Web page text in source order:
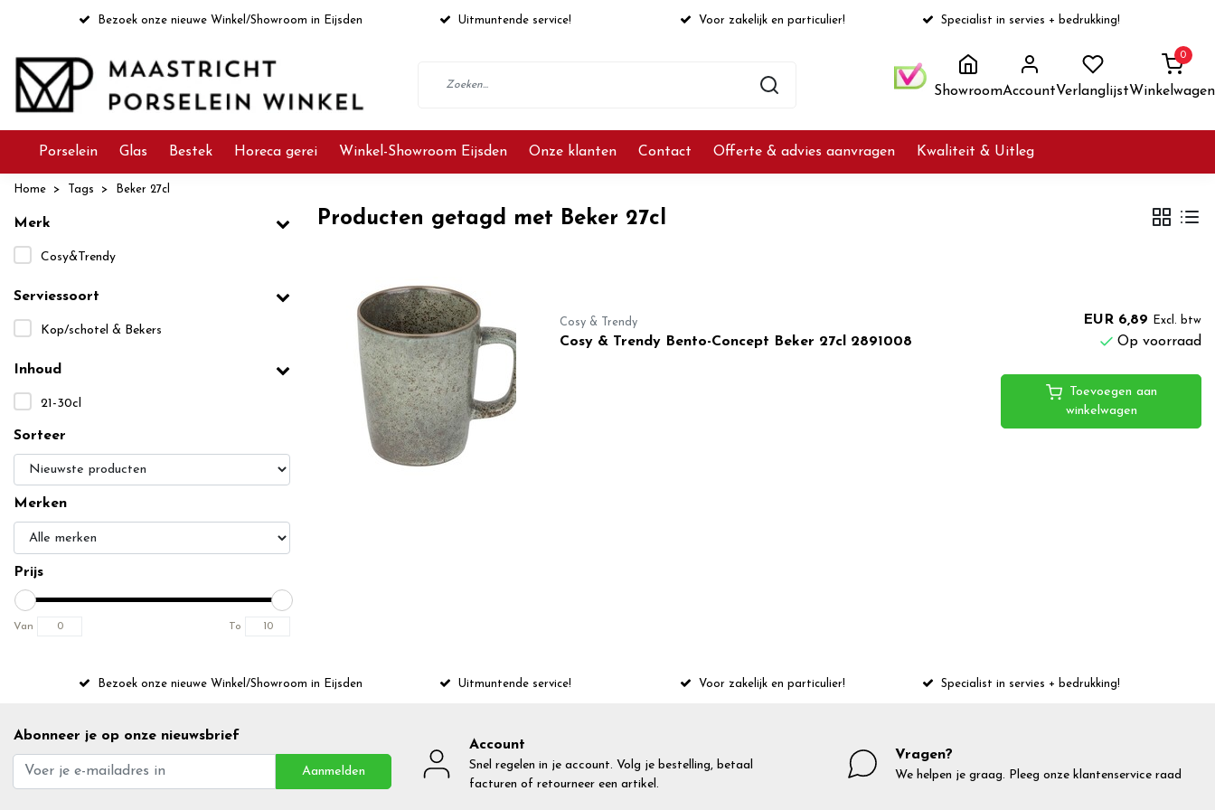
Bezoek onze nieuwe Winkel/Showroom in Eijsden Uitmuntende service! Voor zakelijk en particulier! Specialist in servies + bedrukking!
ShowroomAccountVerlanglijst
0
Winkelwagen
Porselein Glas Bestek Horeca gerei Winkel-Showroom Eijsden Onze klanten Contact Offerte & advies aanvragen Kwaliteit & Uitleg
Home Tags Beker 27cl
Merk
Cosy&Trendy
Serviessoort
Kop/schotel & Bekers
Inhoud
21-30cl
Sorteer
Merken
Prijs
Van To
Producten getagd met Beker 27cl
Cosy & Trendy
Cosy & Trendy Bento-Concept Beker 27cl 2891008
EUR 6,89 Excl. btw
Op voorraad
Toevoegen aan
winkelwagen
Bezoek onze nieuwe Winkel/Showroom in Eijsden Uitmuntende service! Voor zakelijk en particulier! Specialist in servies + bedrukking!
Abonneer je op onze nieuwsbrief
Aanmelden
Account
Snel regelen in je account. Volg je bestelling, betaal
facturen of retourneer een artikel.
Vragen?
We helpen je graag. Pleeg onze klantenservice raad